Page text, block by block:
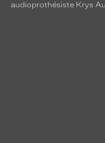
audioprothésiste Krys